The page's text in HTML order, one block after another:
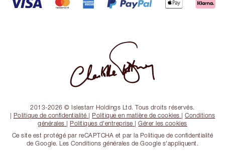
2013-2026 © Islestarr Holdings Ltd. Tous droits réservés.
| Politique de confidentialité |Politique en matière de cookies |Conditions
générales |Politiques d'entreprise |Gérer les cookies
Ce site est protégé par reCAPTCHA et par la Politique de confidentialité
de Google. Les Conditions générales de Google s'appliquent.